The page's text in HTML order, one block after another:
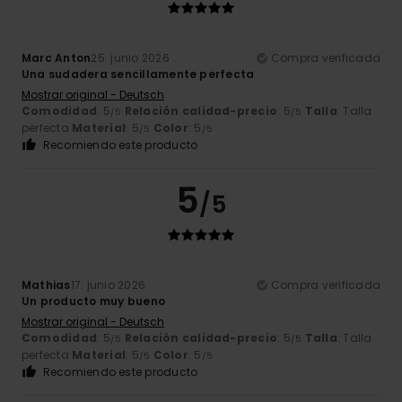
Marc Anton25. junio 2026
Compra verificada
Una sudadera sencillamente perfecta
Mostrar original - Deutsch
Comodidad: 5/5 Relación calidad-precio: 5/5 Talla: Talla
perfecta Material: 5/5 Color: 5 /5
Recomiendo este producto
5/5
Mathias17. junio 2026
Compra verificada
Un producto muy bueno
Mostrar original - Deutsch
Comodidad: 5/5 Relación calidad-precio: 5/5 Talla: Talla
perfecta Material: 5/5 Color: 5 /5
Recomiendo este producto